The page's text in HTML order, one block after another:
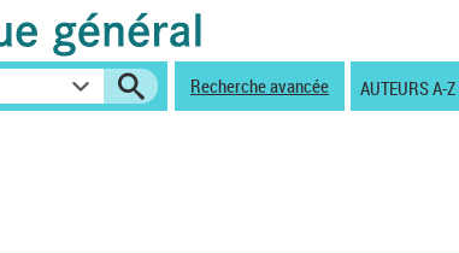
Recherche avancée AUTEURS A-Z